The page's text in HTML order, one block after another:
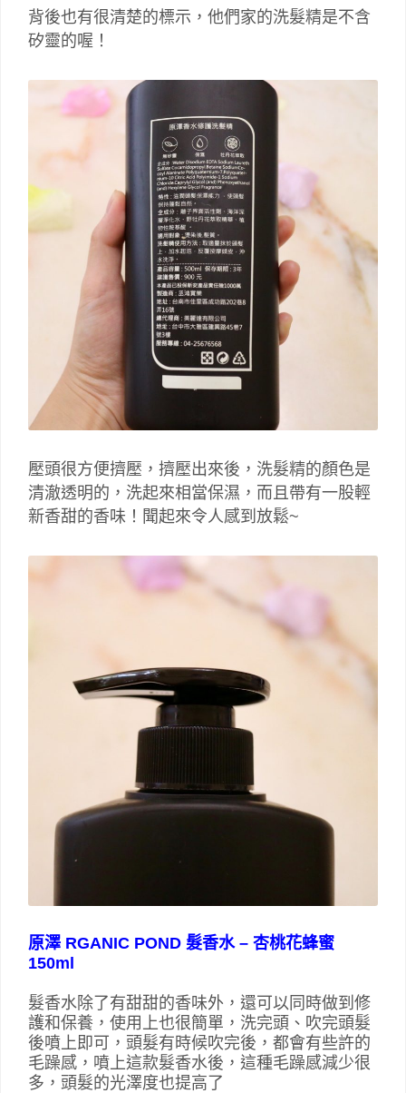
背後也有很清楚的標示，他們家的洗髮精是不含
矽靈的喔！
壓頭很方便擠壓，擠壓出來後，洗髮精的顏色是
清澈透明的，洗起來相當保濕，而且帶有一股輕
新香甜的香味！聞起來令人感到放鬆~
原澤 RGANIC POND 髮香水 – 杏桃花蜂蜜
150ml
髮香水除了有甜甜的香味外，還可以同時做到修
護和保養，使用上也很簡單，洗完頭、吹完頭髮
後噴上即可，頭髮有時候吹完後，都會有些許的
毛躁感，噴上這款髮香水後，這種毛躁感減少很
多，頭髮的光澤度也提高了